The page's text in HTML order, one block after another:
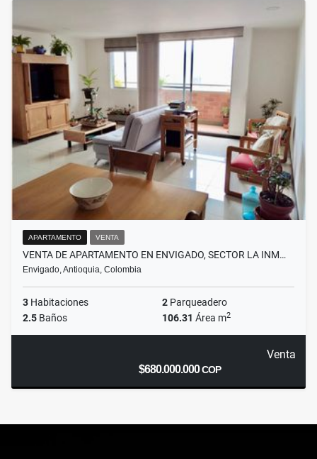
APARTAMENTO VENTA
VENTA DE APARTAMENTO EN ENVIGADO, SECTOR LA INM…
Envigado, Antioquia, Colombia
3 Habitaciones 2 Parqueadero
2.5 Baños 106.31 Área m2
Venta
$680.000.000COP